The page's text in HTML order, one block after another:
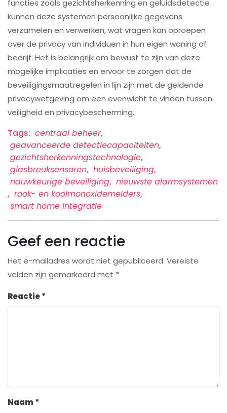
functies zoals gezichtsherkenning en geluidsdetectie
kunnen deze systemen persoonlijke gegevens
verzamelen en verwerken, wat vragen kan oproepen
over de privacy van individuen in hun eigen woning of
bedrijf. Het is belangrijk om bewust te zijn van deze
mogelijke implicaties en ervoor te zorgen dat de
beveiligingsmaatregelen in lijn zijn met de geldende
privacywetgeving om een evenwicht te vinden tussen
veiligheid en privacybescherming.
Tags: centraal beheer,
geavanceerde detectiecapaciteiten,
gezichtsherkenningstechnologie,
glasbreuksensoren, huisbeveiliging,
nauwkeurige beveiliging, nieuwste alarmsystemen
, rook- en koolmonoxidemelders,
smart home integratie
Geef een reactie
Het e-mailadres wordt niet gepubliceerd. Vereiste
velden zijn gemarkeerd met *
Reactie*
Naam *